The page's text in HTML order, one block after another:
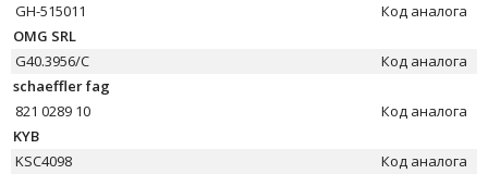
GH-515011
Код аналога
OMG SRL
G40.3956/C
Код аналога
schaeffler fag
821 0289 10
Код аналога
KYB
KSC4098
Код аналога